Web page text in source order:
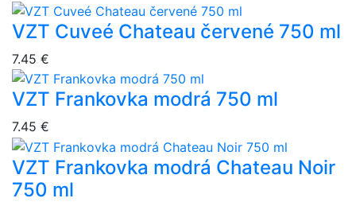
VZT Cuveé Chateau červené 750 ml
7.45 €
VZT Frankovka modrá 750 ml
7.45 €
VZT Frankovka modrá Chateau Noir
750 ml